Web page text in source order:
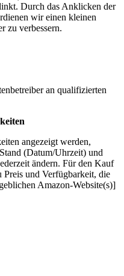
Durch das Anklicken der
wir einen kleinen
zu verbessern.
an qualifizierten
angezeigt werden,
(Datum/Uhrzeit) und
ändern. Für den Kauf
Preis und Verfügbarkeit, die
Amazon-Website(s)]